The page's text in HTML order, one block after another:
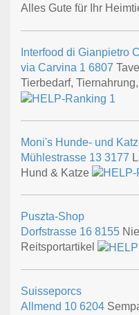
Alles Gute für Ihr
Interfood di Gianpietro
via Carvina 1 6807
Tierbedarf,
Moni's Hunde- und
Mühlestrasse 13 3177
Hund & Katze
Puszta-Shop
Dorfstrasse 16 8155
Reitsportartikel
Suisseporcs
Allmend 10 6204